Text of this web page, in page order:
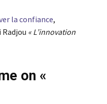
la confiance,
« L’innovation
on «